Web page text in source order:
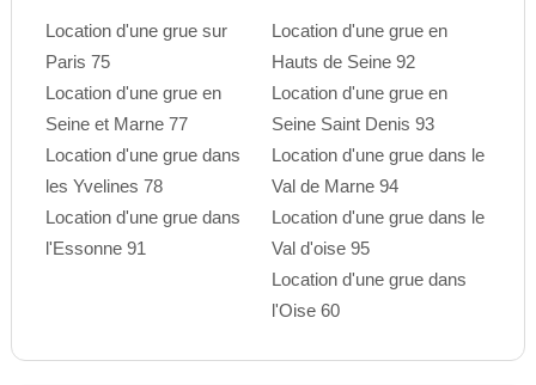
Location d'une grue sur
Paris 75
Location d'une grue en
Seine et Marne 77
Location d'une grue dans
les Yvelines 78
Location d'une grue dans
l'Essonne 91
Location d'une grue en
Hauts de Seine 92
Location d'une grue en
Seine Saint Denis 93
Location d'une grue dans le
Val de Marne 94
Location d'une grue dans le
Val d'oise 95
Location d'une grue dans
l'Oise 60